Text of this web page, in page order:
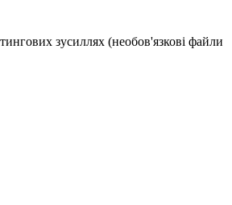
зусиллях (необов'язкові файли